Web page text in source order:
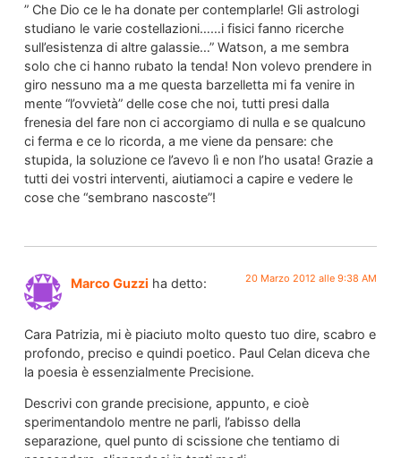
” Che Dio ce le ha donate per contemplarle! Gli astrologi
studiano le varie costellazioni……i fisici fanno ricerche
sull’esistenza di altre galassie…” Watson, a me sembra
solo che ci hanno rubato la tenda! Non volevo prendere in
giro nessuno ma a me questa barzelletta mi fa venire in
mente “l’ovvietà” delle cose che noi, tutti presi dalla
frenesia del fare non ci accorgiamo di nulla e se qualcuno
ci ferma e ce lo ricorda, a me viene da pensare: che
stupida, la soluzione ce l’avevo lì e non l’ho usata! Grazie a
tutti dei vostri interventi, aiutiamoci a capire e vedere le
cose che “sembrano nascoste”!
Marco Guzzi ha detto: 20 Marzo 2012 alle 9:38 AM
Cara Patrizia, mi è piaciuto molto questo tuo dire, scabro e
profondo, preciso e quindi poetico. Paul Celan diceva che
la poesia è essenzialmente Precisione.
Descrivi con grande precisione, appunto, e cioè
sperimentandolo mentre ne parli, l’abisso della
separazione, quel punto di scissione che tentiamo di